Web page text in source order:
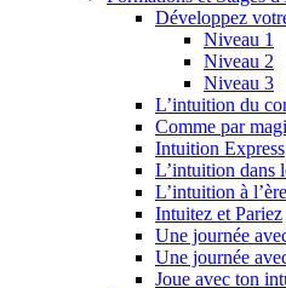
Développez
Niveau 1
Niveau 2
Niveau 3
L’intuition du
Comme par
Intuition Express
L’intuition dans
L’intuition à
Intuitez et Pariez
Une journée
Une journée
Joue avec ton